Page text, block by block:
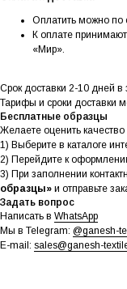
Оплатить можно по
К оплате
«Мир».
Срок доставки 2-10 дней в
Тарифы и сроки доставки
Бесплатные образцы
Желаете оценить
1) Выберите в каталоге
2) Перейдите к
3) При заполнении
образцы» и отправьте
Задать вопрос
Написать в WhatsApp
Мы в Telegram: @ganesh-
E-mail: sales@ganesh-